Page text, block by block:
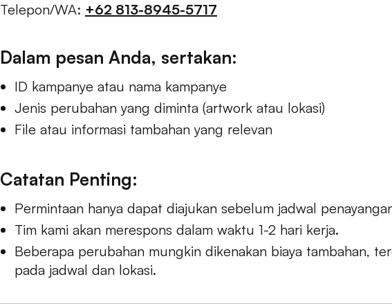
Telepon/WA: +62 813-8945-5717
Dalam pesan Anda, sertakan:
ID kampanye atau nama kampanye
Jenis perubahan yang diminta (artwork atau lokasi)
File atau informasi tambahan yang relevan
Catatan Penting:
Permintaan hanya dapat diajukan sebelum jadwal
Tim kami akan merespons dalam waktu 1-2 hari kerja.
Beberapa perubahan mungkin dikenakan biaya tambahan,
pada jadwal dan lokasi.